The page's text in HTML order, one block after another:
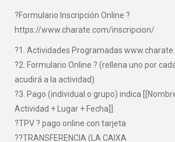
?Formulario Inscripción Online ?
https://www.charate.com/inscripcion/
?1. Actividades Programadas
?2. Formulario Online ? (rellena uno por
acudirá a la actividad)
?3. Pago (individual o grupo) indica
Actividad + Lugar + Fecha]]
?TPV ? pago online con tarjeta
??TRANSFERENCIA (LA CAIXA